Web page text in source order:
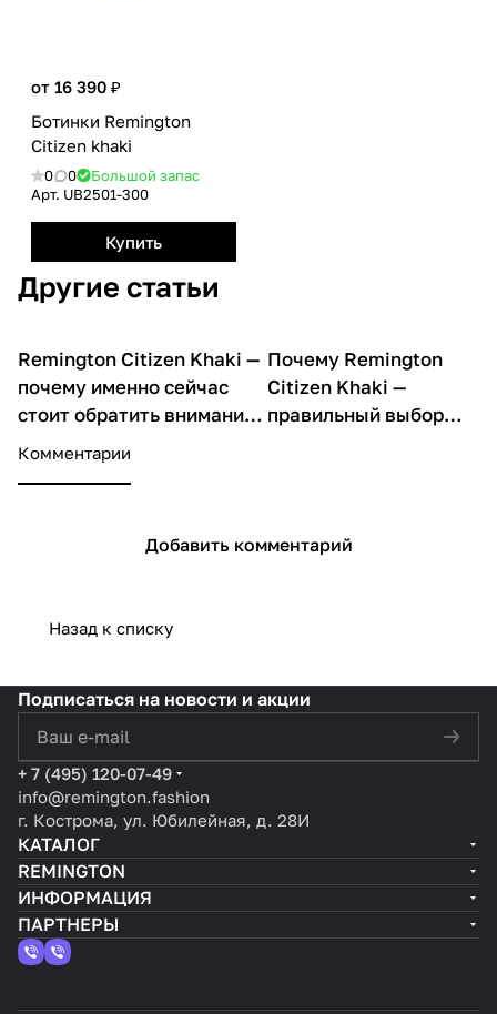
от 16 390 ₽
Ботинки Remington
Citizen khaki
0 0
Большой запас
Арт. UB2501-300
Купить
Другие статьи
О товарах
Remington Citizen Khaki —
почему именно сейчас
стоит обратить внимание
на эту модель
О товарах
Почему Remington
Citizen Khaki —
правильный выбор
Комментарии
Добавить комментарий
Назад к списку
Подписаться на новости и акции
+ 7 (495) 120-07-49
info@remington.fashion
г. Кострома, ул. Юбилейная, д. 28И
КАТАЛОГ
REMINGTON
ИНФОРМАЦИЯ
ПАРТНЕРЫ